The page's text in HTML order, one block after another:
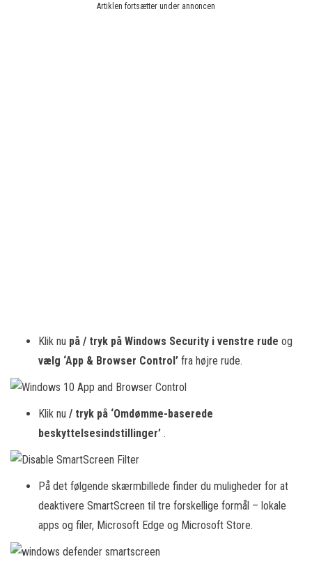
Artiklen fortsætter under annoncen
Klik nu på / tryk på Windows Security i venstre rude og
vælg ‘App & Browser Control’ fra højre rude.
Klik nu / tryk på ‘Omdømme-baserede
beskyttelsesindstillinger’ .
På det følgende skærmbillede finder du muligheder for at
deaktivere SmartScreen til tre forskellige formål – lokale
apps og filer, Microsoft Edge og Microsoft Store.